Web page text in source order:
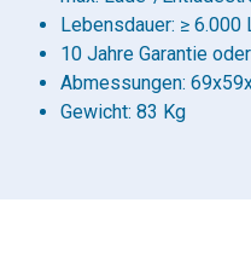
Lebensdauer: ≥ 6.000
10 Jahre Garantie
Abmessungen:
Gewicht: 83 Kg